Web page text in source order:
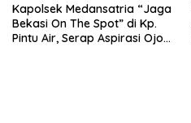
Kapolsek Medansatria “Jaga
Bekasi On The Spot” di Kp.
Pintu Air, Serap Aspirasi Ojol